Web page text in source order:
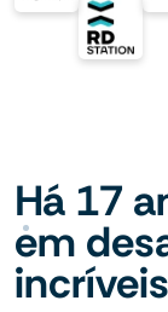
Há 17
em
incríveis